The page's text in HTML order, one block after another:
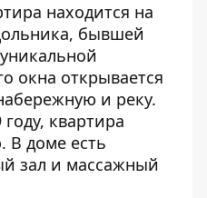
находится на
бывшей
окна открывается
и реку.
квартира
В доме есть
зал и массажный